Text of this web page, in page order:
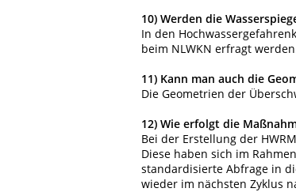
10) Werden die
In den
beim NLWKN erfragt
11) Kann man auch die
Die Geometrien der
12) Wie erfolgt die
Bei der Erstellung der
Diese haben sich im
standardisierte Abfrage in
wieder im nächsten Zyklus